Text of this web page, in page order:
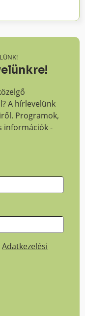
A hírlevelünk
Programok,
információk -
Adatkezelési